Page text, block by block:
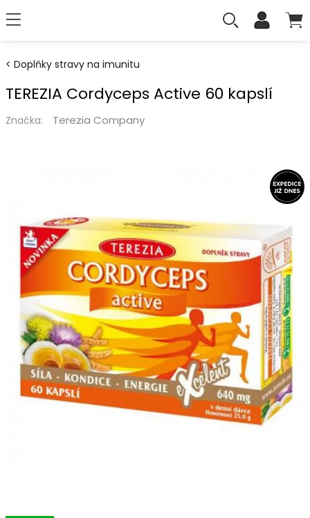
Doplňky stravy na imunitu
TEREZIA Cordyceps Active 60 kapslí
Značka: Terezia Company